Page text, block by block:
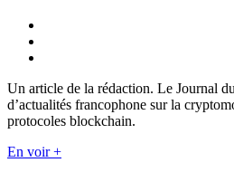
Un article de la rédaction. Le Journal
d’actualités francophone sur la
protocoles blockchain.
En voir +